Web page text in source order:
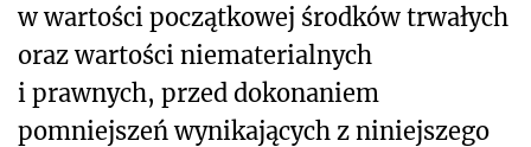
w wartości początkowej środków trwałych
oraz wartości niematerialnych
i prawnych, przed dokonaniem
pomniejszeń wynikających z niniejszego